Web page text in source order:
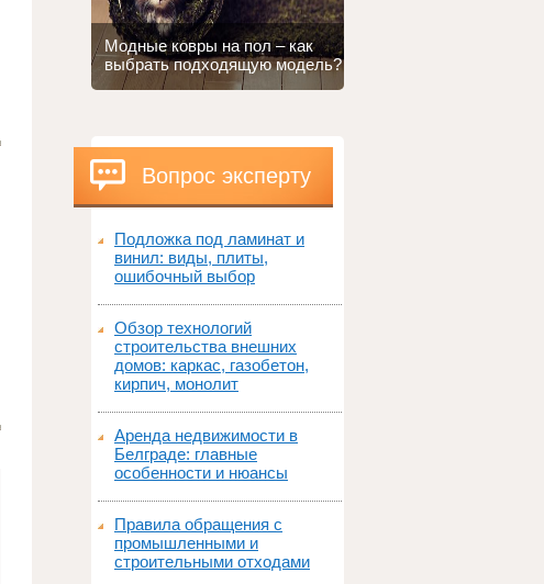
Модные ковры на пол – как
выбрать подходящую модель?
Вопрос эксперту
Подложка под ламинат и
винил: виды, плиты,
ошибочный выбор
Обзор технологий
строительства внешних
домов: каркас, газобетон,
кирпич, монолит
Аренда недвижимости в
Белграде: главные
особенности и нюансы
Правила обращения с
промышленными и
строительными отходами